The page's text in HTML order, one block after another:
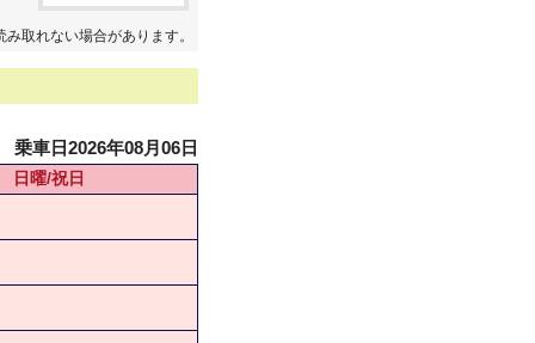
取れない場合があります。
乗車日2026年08月06日
日曜/祝日